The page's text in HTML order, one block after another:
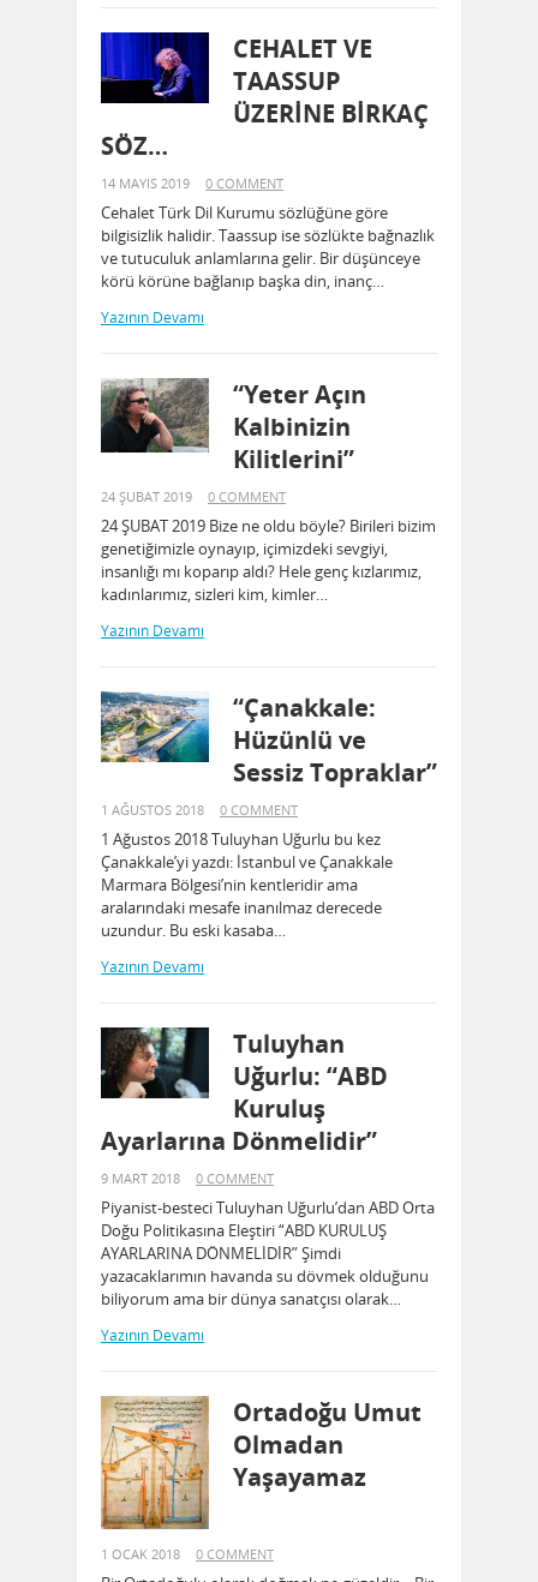
CEHALET VE
TAASSUP
ÜZERİNE BİRKAÇ
SÖZ…
14 MAYIS 2019 0 COMMENT
Cehalet Türk Dil Kurumu sözlüğüne göre
bilgisizlik halidir. Taassup ise sözlükte bağnazlık
ve tutuculuk anlamlarına gelir. Bir düşünceye
körü körüne bağlanıp başka din, inanç…
Yazının Devamı
“Yeter Açın
Kalbinizin
Kilitlerini”
24 ŞUBAT 2019 0 COMMENT
24 ŞUBAT 2019 Bize ne oldu böyle? Birileri bizim
genetiğimizle oynayıp, içimizdeki sevgiyi,
insanlığı mı koparıp aldı? Hele genç kızlarımız,
kadınlarımız, sizleri kim, kimler…
Yazının Devamı
“Çanakkale:
Hüzünlü ve
Sessiz Topraklar”
1 AĞUSTOS 2018 0 COMMENT
1 Ağustos 2018 Tuluyhan Uğurlu bu kez
Çanakkale’yi yazdı: İstanbul ve Çanakkale
Marmara Bölgesi’nin kentleridir ama
aralarındaki mesafe inanılmaz derecede
uzundur. Bu eski kasaba…
Yazının Devamı
Tuluyhan
Uğurlu: “ABD
Kuruluş
Ayarlarına Dönmelidir”
9 MART 2018 0 COMMENT
Piyanist-besteci Tuluyhan Uğurlu’dan ABD Orta
Doğu Politikasına Eleştiri “ABD KURULUŞ
AYARLARINA DÖNMELİDİR” Şimdi
yazacaklarımın havanda su dövmek olduğunu
biliyorum ama bir dünya sanatçısı olarak…
Yazının Devamı
Ortadoğu Umut
Olmadan
Yaşayamaz
1 OCAK 2018 0 COMMENT